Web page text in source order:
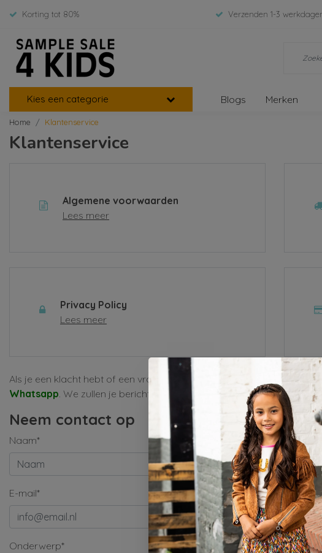
Korting tot 80% Verzenden 1-3
Kies een categorie Blogs Merken
Home Klantenservice
Klantenservice
Algemene voorwaarden
Lees meer
Privacy Policy
Lees meer
Als je een klacht hebt of een vraag, vul dan alsjeblieft het
Whatsapp. We zullen je bericht zo snel mogelijk behandelen.
Neem contact op
Naam* Bedrijf
E-mail*
Onderwerp*